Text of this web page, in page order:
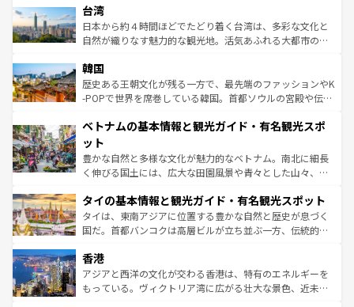
人々、おいしいローカルフードやハワイアンミュージッ
ク、伝統的なフラダンスなど、すべてがハワイの魅力を彩
っている。訪れるたびに新しい発見と感動が待っているハ
はコンテンツ一覧
リアリーフや大陸中央部にそびえるウルル（エアーズロッ
ク）、タスマニアの美しい原生林やケアンズの熱帯雨林な
ど、見どころがたくさん。また、カフェやワイン、オージ
いる。アクティビティも充実しており、サーフィンやダイ
ビング、ハイキングなど、アウトドア好きにはたまらな
い。オーストラリアの多彩な魅力を存分に味わいつくそ
参照してほしい。
台湾
日本から約４時間ほどでたどり着く台湾は、多彩な文化と
自然が織りなす魅力的な観光地。活気あふれる大都市の台
ン）、静ひつな山岳地帯である台湾東部など、都市の喧騒
と山間の静けさが共存しており、訪れる人に新しい発見と
驚きをもたらしてくれる。また、奥深い台湾の食文化も魅
容にもいいと評判のスイーツなど、バラエティ豊かな料理
照してほしい。
韓国
歴史ある王朝文化が残る一方で、最先端のファッションやK
-POPで世界を席巻している韓国。首都ソウルの宮殿や伝統
き、地方に足を延ばせば四季折々の自然美を楽しむことが
できる。そして、キムチや焼肉、絶品のストリートフード
まで、さまざまな韓国料理が待っている。夜には、韓国な
らではのナイトライフも堪能できる。あたたかいホスピタ
わってみてほしい。 なお、新着の韓国情報はコンテンツ一
覧 を参照してほしい。
ベトナムの基本情報と観光ガイド・有名観光スポ
ット
豊かな自然と多様な文化が魅力的なベトナム。南北に細長
く伸びる国土には、広大な田園風景や青々とした山々、世
急速な発展と共に伝統が息づく。ハノイの古い町並みやホ
ーチミン市のフランス統治時代の建物も、独特の雰囲気を
醸し出している。また、バラエティの豊かさとおいしさで
とつ。フォーやバインミー、ベトナムコーヒーなどは、ぜ
ひ現地で味わいたい。どの地域を訪れてもあたたかい人々
が旅行者を迎えてくれるので、きっと忘れられない旅にな
タイの基本情報と観光ガイド・有名観光スポット
タイは、東南アジアに位置する豊かな自然と歴史が息づく
国だ。首都バンコクは高層ビルが立ち並ぶ一方、伝統的な
の活気が交差している。北部ではチェンマイなどの山岳地
帯で自然と触れ合い、南部ではプーケットやクラビの美し
いビーチでリゾート気分を楽しむことができる。タイ料理
香港
アジアと西洋の文化が交わる香港は、特有のエネルギーを
もっている。ヴィクトリア湾に広がる壮大な景色、近未来